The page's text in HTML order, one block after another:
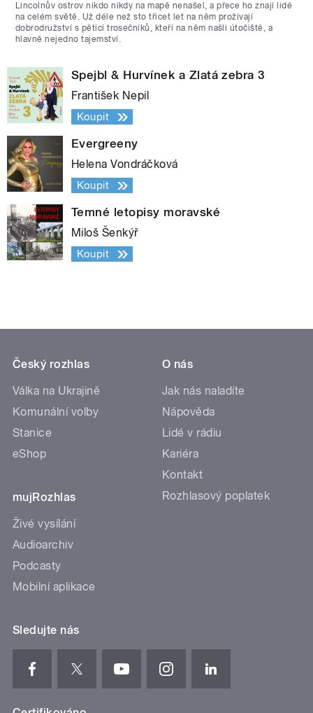
Lincolnův ostrov nikdo nikdy na mapě nenašel, a přece ho znají lidé
na celém světě. Už déle než sto třicet let na něm prožívají
dobrodružství s pěticí trosečníků, kteří na něm našli útočiště, a
hlavně nejedno tajemství.
Spejbl & Hurvínek a Zlatá zebra 3
František Nepil
Koupit
Evergreeny
Helena Vondráčková
Koupit
Temné letopisy moravské
Miloš Šenkýř
Koupit
Český rozhlas
Válka na Ukrajině
Komunální volby
Stanice
eShop
mujRozhlas
Živé vysílání
Audioarchiv
Podcasty
Mobilní aplikace
O nás
Jak nás naladíte
Nápověda
Lidé v rádiu
Kariéra
Kontakt
Rozhlasový poplatek
Sledujte nás